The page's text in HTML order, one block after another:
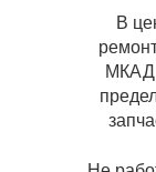
В
МКАД